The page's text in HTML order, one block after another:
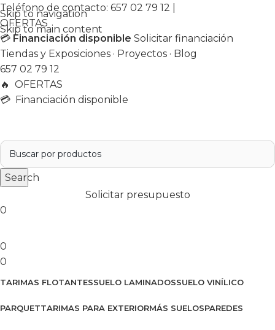
Skip to navigation
Skip to main content
Teléfono de contacto: 657 02 79 12
OFERTAS
💳 Financiación disponible Solicitar financiación
Tiendas y Exposiciones · Proyectos · Blog
657 02 79 12
🔥 OFERTAS
💳 Financiación disponible
Search
Solicitar presupuesto
0
0
0
TARIMAS FLOTANTESSUELO LAMINADOSSUELO VINÍLICO
PARQUETTARIMAS PARA EXTERIORMÁS SUELOSPAREDES